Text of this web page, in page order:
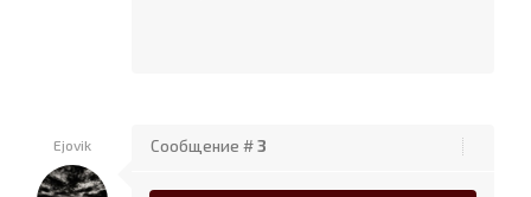
Ejovik Сообщение #3